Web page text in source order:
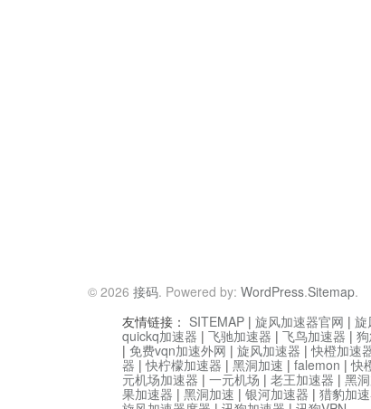
© 2026 接码. Powered by: WordPress.Sitemap.
友情链接： SITEMAP | 旋风加速器官网 | 旋
quickq加速器 | 飞驰加速器 | 飞鸟加速器 |
| 免费vqn加速外网 | 旋风加速器 |快橙加速
器 |快柠檬加速器 | 黑洞加速 | falemon |快
元机场加速器 | 一元机场 | 老王加速器 | 黑
果加速器 | 黑洞加速 | 银河加速器 | 猎豹加